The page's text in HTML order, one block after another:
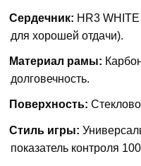
Сердечник: HR3
для хорошей отдачи).
Материал рамы:
долговечность.
Поверхность:
Стиль игры:
показатель контроля